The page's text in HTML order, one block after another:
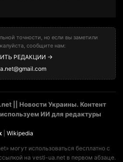
точности, но если вы заметили
сообщите нам:
РЕДАКЦИИ →
|| Новости Украины. Контент
ИИ для редактуры
Wikipedia
могут использоваться бесплатно с
на vesti-ua.net в первом абзаце.